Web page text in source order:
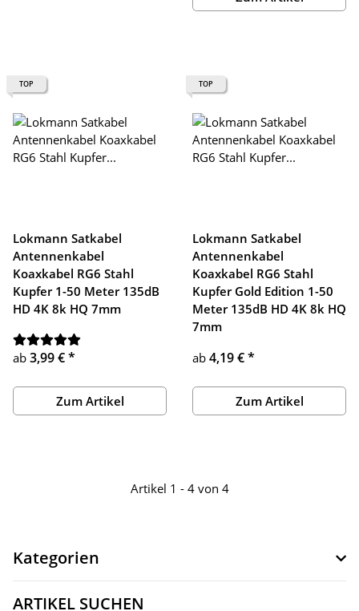
TOP
Lokmann Satkabel
Antennenkabel
Koaxkabel RG6 Stahl
Kupfer 1-50 Meter 135dB
HD 4K 8k HQ 7mm
ab 3,99 €*
Zum Artikel
TOP
Lokmann Satkabel
Antennenkabel
Koaxkabel RG6 Stahl
Kupfer Gold Edition 1-50
Meter 135dB HD 4K 8k HQ
7mm
ab 4,19 €*
Zum Artikel
Artikel 1 - 4 von 4
Kategorien
ARTIKEL SUCHEN